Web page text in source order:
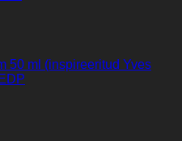
50 ml (inspireeritud Yves